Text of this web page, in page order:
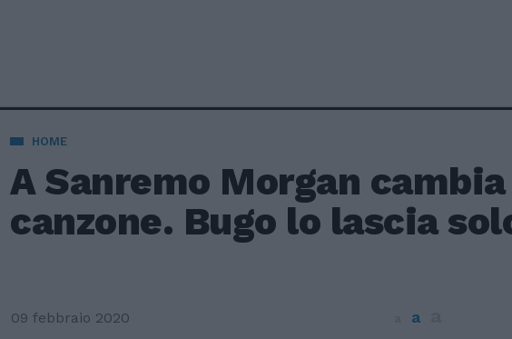
HOME
A Sanremo Morgan
canzone. Bugo lo lascia
09 febbraio 2020 a